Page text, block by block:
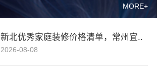
MORE+
新北优秀家庭装修价格清单，常州宜..
2026-08-08